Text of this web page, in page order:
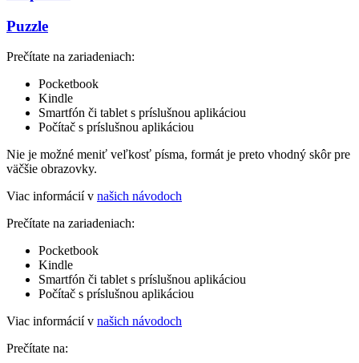
Puzzle
Prečítate na zariadeniach:
Pocketbook
Kindle
Smartfón či tablet s príslušnou aplikáciou
Počítač s príslušnou aplikáciou
Nie je možné meniť veľkosť písma, formát je preto vhodný skôr pre
väčšie obrazovky.
Viac informácií v našich návodoch
Prečítate na zariadeniach:
Pocketbook
Kindle
Smartfón či tablet s príslušnou aplikáciou
Počítač s príslušnou aplikáciou
Viac informácií v našich návodoch
Prečítate na: